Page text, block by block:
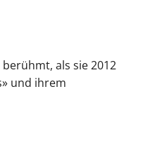
als sie 2012
und ihrem